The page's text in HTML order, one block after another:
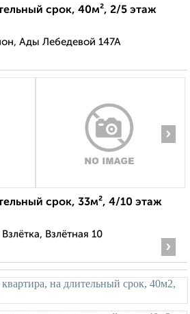
срок, 40м², 2/5 этаж
Ады Лебедевой 147А
›
срок, 33м², 4/10 этаж
Взлётная 10
›